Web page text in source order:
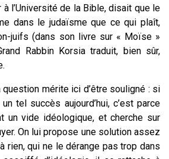
à l’Université de la Bible, disait que le
dans le judaïsme que ce qui plaît,
juifs (dans son livre sur « Moïse »
Rabbin Korsia traduit, bien sûr,
mérite ici d’être souligné : si
tel succès aujourd’hui, c’est parce
un vide idéologique, et cherche sur
On lui propose une solution assez
rien, qui ne le dérange pas trop dans